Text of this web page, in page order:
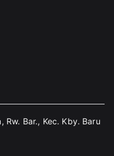
Rw. Bar., Kec. Kby. Baru